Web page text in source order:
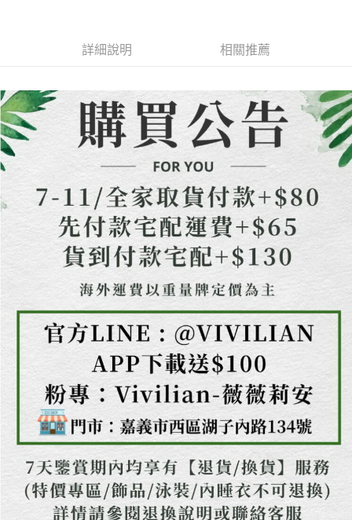
2.透過簡訊連結打開帳單後，可選擇「超商條碼／台灣大直營門市／銀行轉
【注意事項】
1.本服務係由「台灣大哥大股份有限公司」（以下簡稱本公司）所提供，讓
用戶於交易時，得透過本服務購買商品或服務，並由商店將買賣／分期付款
買賣價金債權讓與本公司後，依約使用本公司帳單繳交帳款。
2.基於同意付款使用「大哥付你分期」之契約關係目的，商店將以您的個人
資料（包含姓名、電話或地址）提供予台灣大哥大進項蒐集、處理及利用，
由本公司與您本人進行分期帳單所需資料之確認、核對及更正。
3.完整用戶服務條款，請詳閱以下連結：https://oppay.tw/userRule
結帳頁面，進行簡訊認證並確認金額後，即可完成結帳。
ATM／網路銀行／等多元方式進行付款，方視為交易完成。
※ 請注意：結帳手續完成當下不需立刻繳費，但若您需要取消訂單，請聯絡
購買商品的店家。未經商家同意取消之訂單仍視為有效，需透過AFTEE先享
後付繳納相關費用。
※ 交易是否成功請以「AFTEE先享後付 」之結帳頁面顯示為準，若有關於
是否繳費成功／繳費後需取消欲退款等相關疑問，請聯繫「AFTEE先享後付
【注意事項】
１．透過由恩沛科技股份有限公司提供之「AFTEE先享後付」服務完成之交
易，需依本服務之必要範圍內提供個人資料，並將交易相關給付款項請求債
權轉讓予恩沛科技股份有限公司。
２．關於個人資料處理事宜，請瀏覽以下網址：
３．未成年的使用者請事先徵得法定代理人或監護人之同意方可使用
「AFTEE先享後付」，若未經同意申辦者引起之損失，本公司不負相關責
４．使用「AFTEE先享後付」時，將依據個別帳號之用戶狀況，依本公司即
時審查核予不同之上限額度；若仍有額度不足之情形，本公司將視審查結果
請求用戶進行身份認證。
５．嚴禁一人註冊多個帳號或使用他人資訊註冊。若發現惡意使用之情形，
恩沛科技股份有限公司將有權停止該用戶之使用額度並採取法律行動。
每筆NT$80，滿NT$1,500(含以上)免運費
每筆NT$80，滿NT$1,500(含以上)免運費
先付款宅配到府
每筆NT$65，滿NT$1,500(含以上)免運費
每筆NT$130，滿NT$1,500(含以上)免運費
查看運費
詳細說明 相關推薦